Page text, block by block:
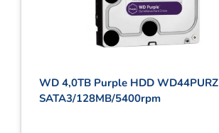
WD 4,0TB Purple HDD WD44PURZ
SATA3/128MB/5400rpm